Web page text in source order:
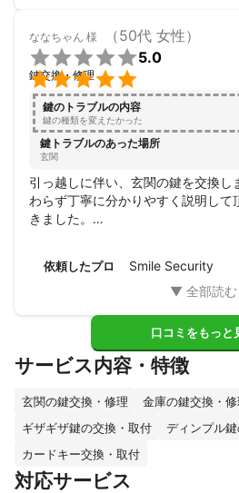
ななちゃん 様 （50代 女性）


5.0
鍵交換・修理
鍵のトラブルの内容
鍵の種類を変えたかった
鍵トラブルのあった場所
玄関
引っ越しに伴い、玄関の鍵を交換し
わらず丁寧に分かりやすく説明して
きました。
依頼したプロ Smile Security
口コミをもっと
サービス内容・特徴
玄関の鍵交換・修理
金庫の鍵交換・修
ギザギザ鍵の交換・取付
ディンプル
カードキー交換・取付
対応サービス